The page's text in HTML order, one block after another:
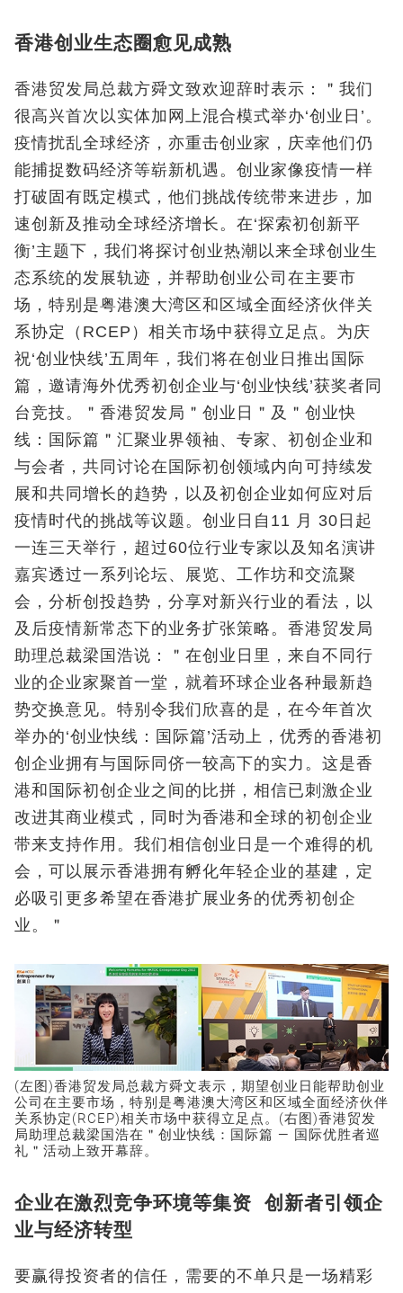
香港创业生态圈愈见成熟
香港贸发局总裁方舜文致欢迎辞时表示：＂我们
很高兴首次以实体加网上混合模式举办‘创业日’。
疫情扰乱全球经济，亦重击创业家，庆幸他们仍
能捕捉数码经济等崭新机遇。创业家像疫情一样
打破固有既定模式，他们挑战传统带来进步，加
速创新及推动全球经济增长。在‘探索初创新平
衡’主题下，我们将探讨创业热潮以来全球创业生
态系统的发展轨迹，并帮助创业公司在主要市
场，特别是粤港澳大湾区和区域全面经济伙伴关
系协定（RCEP）相关市场中获得立足点。为庆
祝‘创业快线’五周年，我们将在创业日推出国际
篇，邀请海外优秀初创企业与‘创业快线’获奖者同
台竞技。＂香港贸发局＂创业日＂及＂创业快
线：国际篇＂汇聚业界领袖、专家、初创企业和
与会者，共同讨论在国际初创领域内向可持续发
展和共同增长的趋势，以及初创企业如何应对后
疫情时代的挑战等议题。创业日自11 月 30日起
一连三天举行，超过60位行业专家以及知名演讲
嘉宾透过一系列论坛、展览、工作坊和交流聚
会，分析创投趋势，分享对新兴行业的看法，以
及后疫情新常态下的业务扩张策略。香港贸发局
助理总裁梁国浩说：＂在创业日里，来自不同行
业的企业家聚首一堂，就着环球企业各种最新趋
势交换意见。特别令我们欣喜的是，在今年首次
举办的‘创业快线：国际篇’活动上，优秀的香港初
创企业拥有与国际同侪一较高下的实力。这是香
港和国际初创企业之间的比拼，相信已刺激企业
改进其商业模式，同时为香港和全球的初创企业
带来支持作用。我们相信创业日是一个难得的机
会，可以展示香港拥有孵化年轻企业的基建，定
必吸引更多希望在香港扩展业务的优秀初创企
业。＂
(左图)香港贸发局总裁方舜文表示，期望创业日能帮助创业
公司在主要市场，特别是粤港澳大湾区和区域全面经济伙伴
关系协定(RCEP)相关市场中获得立足点。(右图)香港贸发
局助理总裁梁国浩在＂创业快线：国际篇 — 国际优胜者巡
礼＂活动上致开幕辞。
企业在激烈竞争环境等集资 创新者引领企
业与经济转型
要赢得投资者的信任，需要的不单只是一场精彩